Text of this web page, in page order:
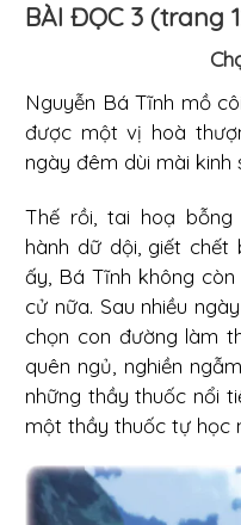
BÀI ĐỌC 3 (trang
Nguyễn Bá Tĩnh mồ
được một vị hoà
ngày đêm dùi mài kinh
Thế rồi, tai hoạ
hành dữ dội, giết chết
ấy, Bá Tĩnh không
cử nữa. Sau nhiều
chọn con đường làm
quên ngủ, nghiền
những thầy thuốc nổi
một thầy thuốc tự học